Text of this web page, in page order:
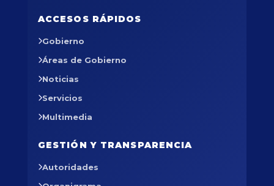
ACCESOS RÁPIDOS
Gobierno
Áreas de Gobierno
Noticias
Servicios
Multimedia
GESTIÓN Y TRANSPARENCIA
Autoridades